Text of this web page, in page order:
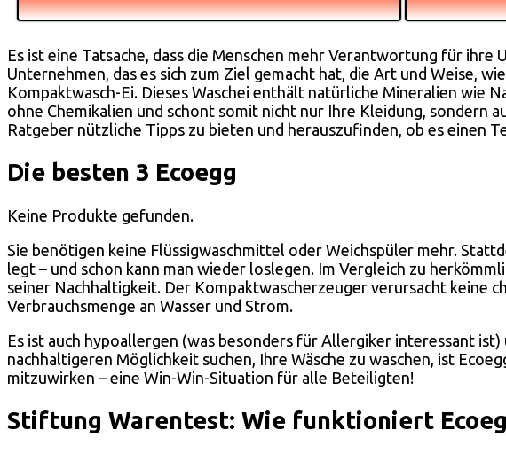
Es ist eine Tatsache, dass die Menschen mehr Verantwortung für
Unternehmen, das es sich zum Ziel gemacht hat, die Art und Weise,
Kompaktwasch-Ei. Dieses Waschei enthält natürliche Mineralien
ohne Chemikalien und schont somit nicht nur Ihre Kleidung, sondern
Ratgeber nützliche Tipps zu bieten und herauszufinden, ob es einen
Die besten 3 Ecoegg
Keine Produkte gefunden.
Sie benötigen keine Flüssigwaschmittel oder Weichspüler mehr.
legt – und schon kann man wieder loslegen. Im Vergleich zu
seiner Nachhaltigkeit. Der Kompaktwascherzeuger verursacht keine
Verbrauchsmenge an Wasser und Strom.
Es ist auch hypoallergen (was besonders für Allergiker interessant
nachhaltigeren Möglichkeit suchen, Ihre Wäsche zu waschen, ist
mitzuwirken – eine Win-Win-Situation für alle Beteiligten!
Stiftung Warentest: Wie funktioniert